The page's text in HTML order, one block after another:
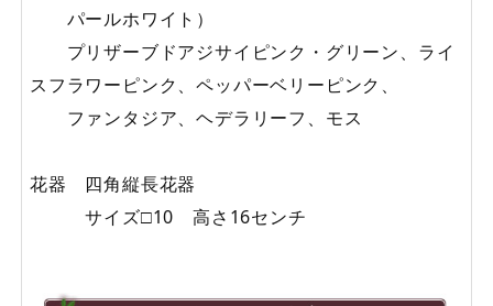
パールホワイト）
プリザーブドアジサイピンク・グリーン、ライ
スフラワーピンク、ペッパーベリーピンク、
ファンタジア、ヘデラリーフ、モス
花器 四角縦長花器
サイズ□10 高さ16センチ